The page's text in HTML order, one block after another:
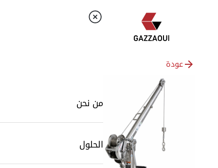
من نحن
الحلول
عودة